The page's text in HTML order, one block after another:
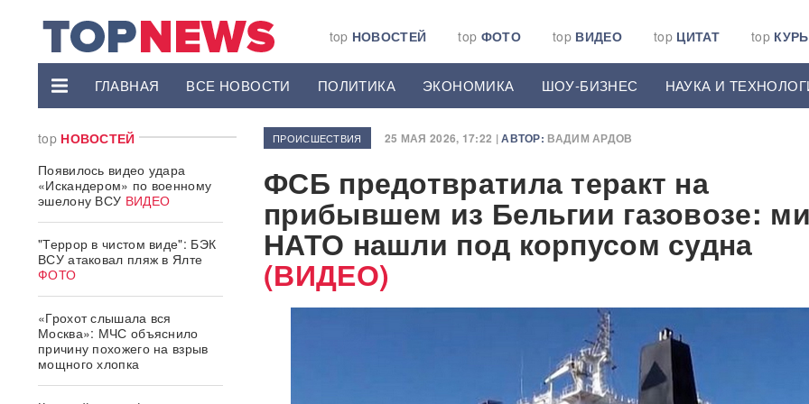
top НОВОСТЕЙ top ФОТО top ВИДЕО top ЦИТАТ top
ГЛАВНАЯ ВСЕ НОВОСТИ ПОЛИТИКА ЭКОНОМИКА ШОУ-БИЗНЕС НАУКА И
top НОВОСТЕЙ
Появилось видео удара
«Искандером» по военному
эшелону ВСУ ВИДЕО
"Террор в чистом виде": БЭК
ВСУ атаковал пляж в Ялте
ФОТО
«Грохот слышала вся
Москва»: МЧС объяснило
причину похожего на взрыв
мощного хлопка
ПРОИСШЕСТВИЯ 25 МАЯ 2026, 17:22 |АВТОР: ВАДИМ АРДОВ
ФСБ предотвратила теракт на
прибывшем из Бельгии газовозе:
НАТО нашли под корпусом судна
(ВИДЕО)